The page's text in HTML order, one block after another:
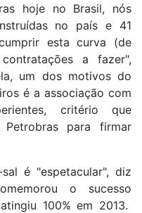
hoje no Brasil, nós
no país e 41
esta curva (de
a fazer",
um dos motivos do
é a associação com
critério que
para firmar
é "espetacular", diz
o sucesso
100% em 2013.